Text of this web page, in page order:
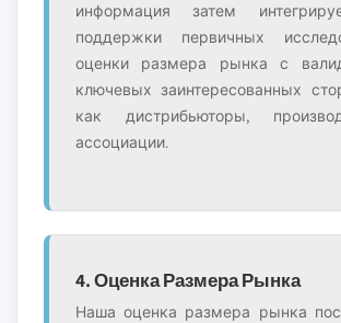
информация затем
поддержки первичных
оценки размера рынка с
ключевых заинтересованных
как дистрибьюторы,
ассоциации.
4. Оценка Размера Рынка
Наша оценка размера рынка